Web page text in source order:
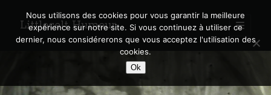
Littlecelt Humeur
open
primary
menu
Sidebar
Nous utilisons des cookies pour vous garantir la meilleure
expérience sur notre site. Si vous continuez à utiliser ce
dernier, nous considérerons que vous acceptez l'utilisation des
cookies.
Ok